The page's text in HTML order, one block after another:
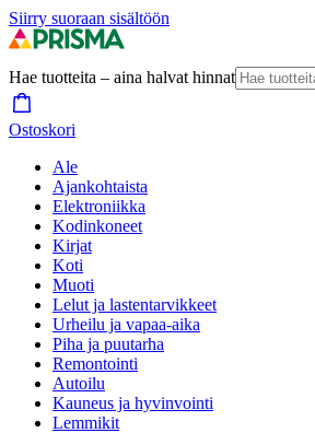
Siirry suoraan sisältöön
Hae tuotteita – aina halvat hinnat
Ostoskori
Ale
Ajankohtaista
Elektroniikka
Kodinkoneet
Kirjat
Koti
Muoti
Lelut ja lastentarvikkeet
Urheilu ja vapaa-aika
Piha ja puutarha
Remontointi
Autoilu
Kauneus ja hyvinvointi
Lemmikit